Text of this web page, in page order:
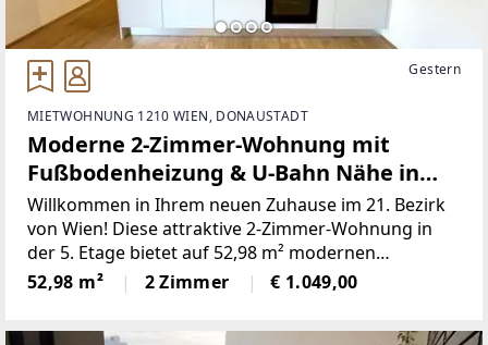
Gestern
MIETWOHNUNG 1210 WIEN, DONAUSTADT
Moderne 2-Zimmer-Wohnung mit
Fußbodenheizung & U-Bahn Nähe in
1210 Wien, 52,98 m²!
Willkommen in Ihrem neuen Zuhause im 21. Bezirk
von Wien! Diese attraktive 2-Zimmer-Wohnung in
der 5. Etage bietet auf 52,98 m² modernen
Wohnkomfort und eine durchdachte
Raumaufteilung, die keine Wünsche
52,98 m² 2 Zimmer € 1.049,00